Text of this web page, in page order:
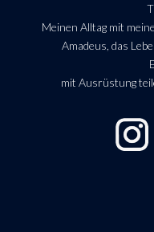
Meinen Alltag mit
Amadeus, das
mit Ausrüstung